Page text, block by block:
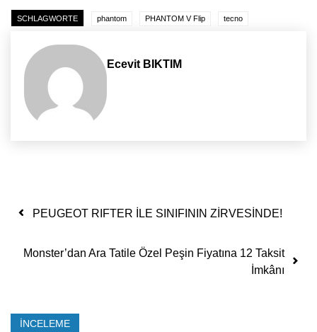
SCHLAGWORTE phantom PHANTOM V Flip tecno
Ecevit BIKTIM
Yazı dolaşımı
PEUGEOT RIFTER İLE SINIFININ ZİRVESİNDE!
Monster’dan Ara Tatile Özel Peşin Fiyatına 12 Taksit
İmkânı
İNCELEME